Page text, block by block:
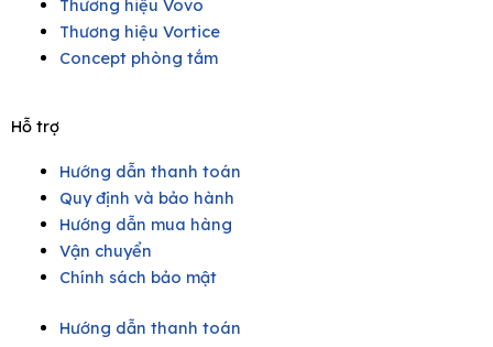
Thương hiệu Vovo
Thương hiệu Vortice
Concept phòng tắm
Hỗ trợ
Hướng dẫn thanh toán
Quy định và bảo hành
Hướng dẫn mua hàng
Vận chuyển
Chính sách bảo mật
Hướng dẫn thanh toán